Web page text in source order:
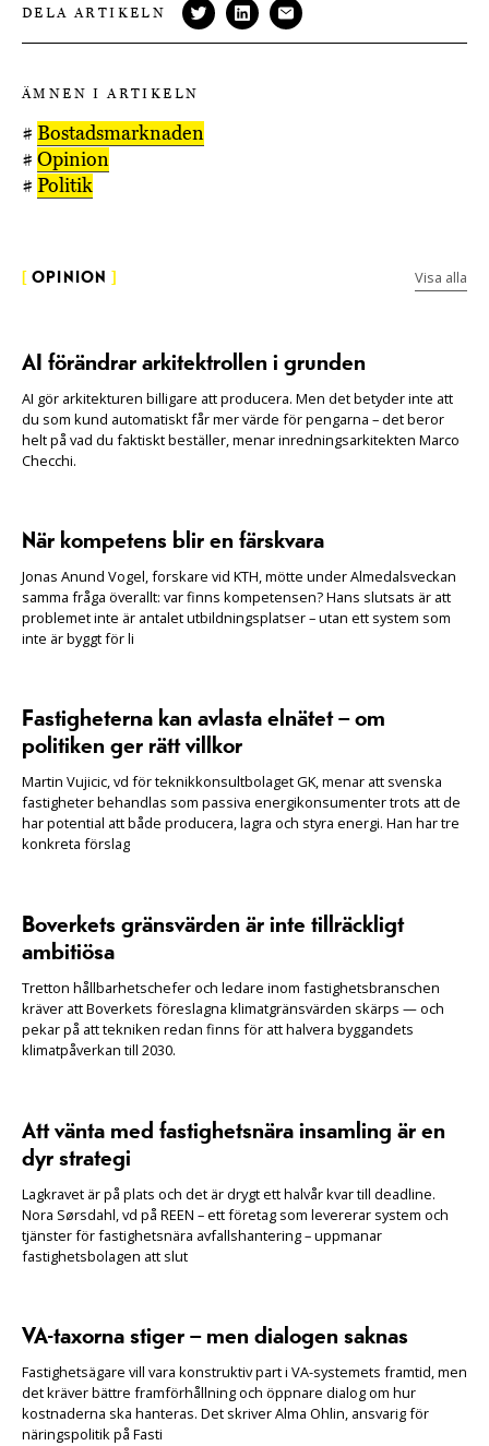
DELA ARTIKELN
ÄMNEN I ARTIKELN
# Bostadsmarknaden
# Opinion
# Politik
OPINION Visa alla
AI förändrar arkitektrollen i grunden
AI gör arkitekturen billigare att producera. Men det betyder inte att
du som kund automatiskt får mer värde för pengarna – det beror
helt på vad du faktiskt beställer, menar inredningsarkitekten Marco
Checchi.
När kompetens blir en färskvara
Jonas Anund Vogel, forskare vid KTH, mötte under Almedalsveckan
samma fråga överallt: var finns kompetensen? Hans slutsats är att
problemet inte är antalet utbildningsplatser – utan ett system som
inte är byggt för li
Fastigheterna kan avlasta elnätet – om
politiken ger rätt villkor
Martin Vujicic, vd för teknikkonsultbolaget GK, menar att svenska
fastigheter behandlas som passiva energikonsumenter trots att de
har potential att både producera, lagra och styra energi. Han har tre
konkreta förslag
Boverkets gränsvärden är inte tillräckligt
ambitiösa
Tretton hållbarhetschefer och ledare inom fastighetsbranschen
kräver att Boverkets föreslagna klimatgränsvärden skärps — och
pekar på att tekniken redan finns för att halvera byggandets
klimatpåverkan till 2030.
Att vänta med fastighetsnära insamling är en
dyr strategi
Lagkravet är på plats och det är drygt ett halvår kvar till deadline.
Nora Sørsdahl, vd på REEN – ett företag som levererar system och
tjänster för fastighetsnära avfallshantering – uppmanar
fastighetsbolagen att slut
VA-taxorna stiger – men dialogen saknas
Fastighetsägare vill vara konstruktiv part i VA-systemets framtid, men
det kräver bättre framförhållning och öppnare dialog om hur
kostnaderna ska hanteras. Det skriver Alma Ohlin, ansvarig för
näringspolitik på Fasti